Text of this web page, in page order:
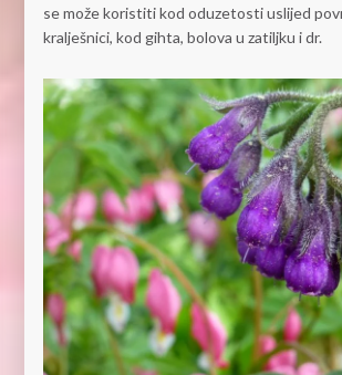
se može koristiti kod oduzetosti uslijed
kralješnici, kod gihta, bolova u zatiljku i dr.